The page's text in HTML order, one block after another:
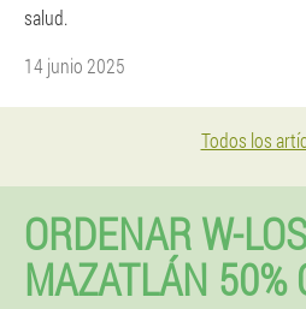
salud.
14 junio 2025
Todos los
ORDENAR W-
MAZATLÁN 50%